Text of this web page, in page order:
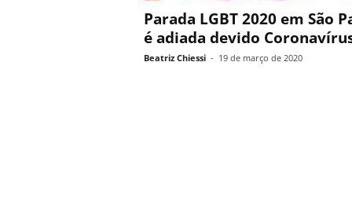
Parada LGBT 2020 em São
é adiada devido
Beatriz Chiessi - 19 de março de 2020